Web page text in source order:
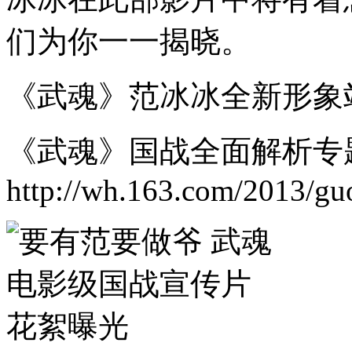
们为你一一揭晓。
《武魂》范冰冰全新形
《武魂》国战全面解析
http://wh.163.com/2013/